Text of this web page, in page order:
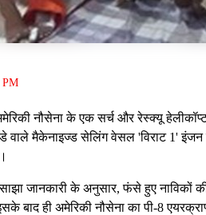
PM
नौसेना के एक सर्च और रेस्क्यू
वाले मैकेनाइज्ड सेलिंग वेसल 'विराट 1'
साझा जानकारी के अनुसार, फंसे हुए
बाद ही अमेरिकी नौसेना का पी-8